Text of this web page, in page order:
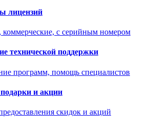
лицензий
с серийным номером
технической поддержки
программ, помощь специалистов
и акции
скидок и акций